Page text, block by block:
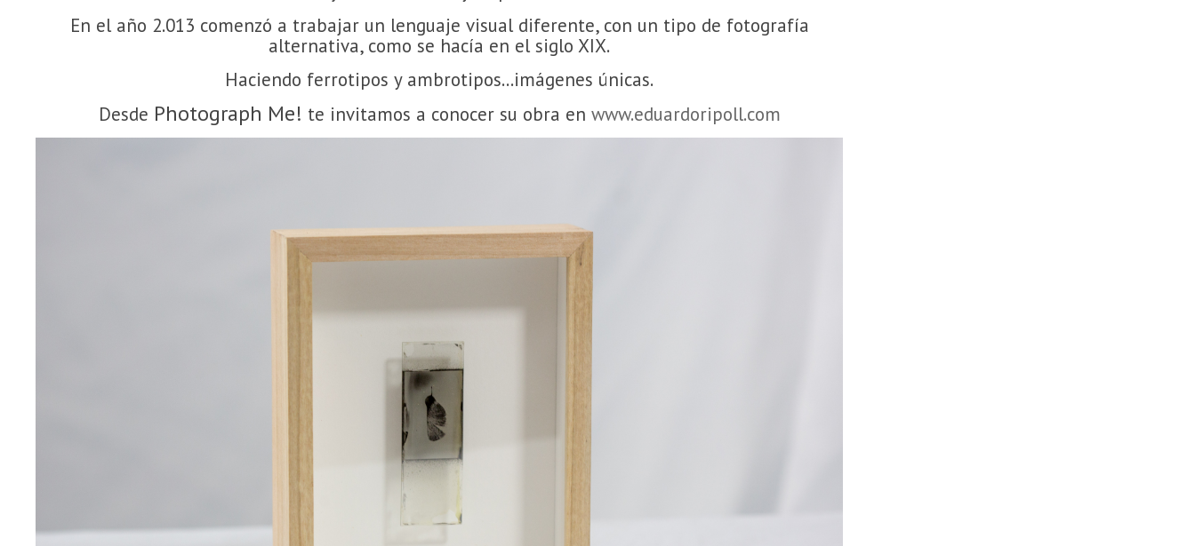
En el año 2.013 comenzó a trabajar un lenguaje visual diferente, con un tipo de fotografía
alternativa, como se hacía en el siglo XIX.
Haciendo ferrotipos y ambrotipos...imágenes únicas.
Desde Photograph Me! te invitamos a conocer su obra en www.eduardoripoll.com